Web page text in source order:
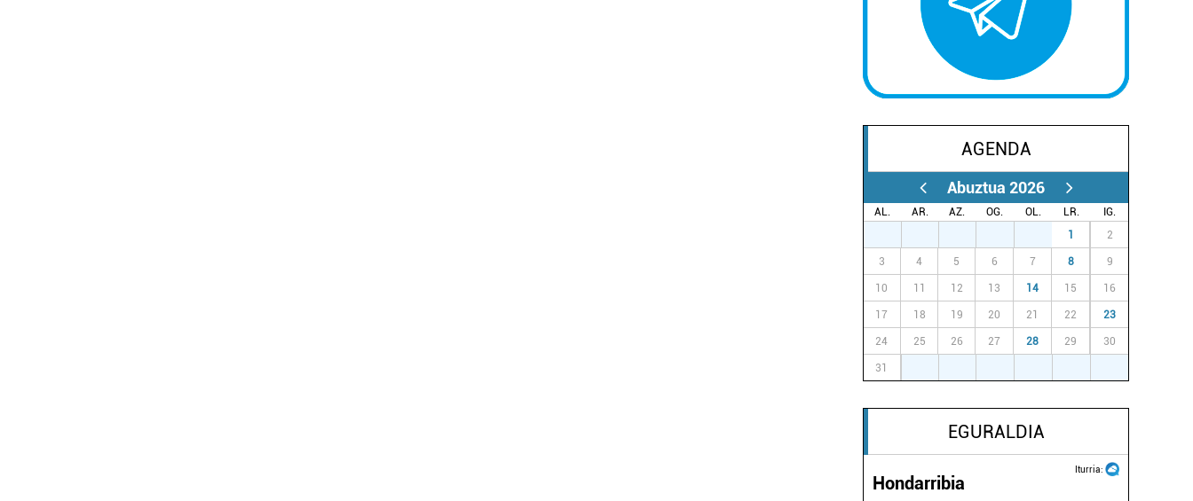
AGENDA
Abuztua 2026
AL. AR. AZ. OG. OL. LR.
IG.
1 2
3 4 5 6 7 8 9
10 11 12 13 14 15 16
17 18 19 20 21 22 23
24 25 26 27 28 29 30
31
EGURALDIA
Iturria:
Hondarribia